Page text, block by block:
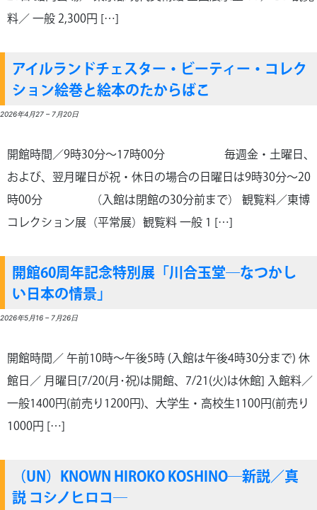
料／ 一般 2,300円 […]
アイルランドチェスター・ビーティー・コレク
ション絵巻と絵本のたからばこ
2026年4月27 – 7月20日
開館時間／9時30分～17時00分 毎週金・土曜日、
および、翌月曜日が祝・休日の場合の日曜日は9時30分～20
時00分 （入館は閉館の30分前まで） 観覧料／東博
コレクション展（平常展）観覧料 一般 1 […]
開館60周年記念特別展「川合玉堂―なつかし
い日本の情景」
2026年5月16 – 7月26日
開館時間／ 午前10時～午後5時 (入館は午後4時30分まで) 休
館日／ 月曜日[7/20(月･祝)は開館、7/21(火)は休館] 入館料／
一般1400円(前売り1200円)、大学生・高校生1100円(前売り
1000円 […]
（UN）KNOWN HIROKO KOSHINO─新説／真
説 コシノヒロコ─